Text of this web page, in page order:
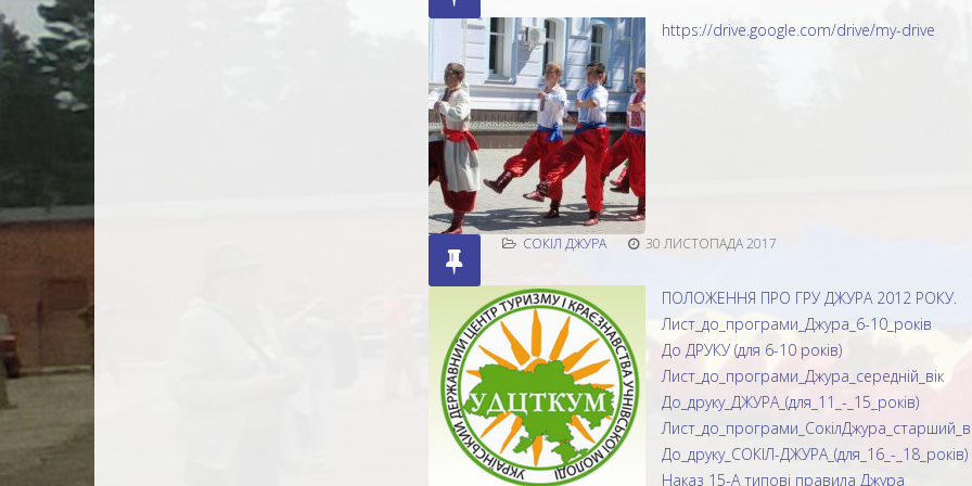
https://drive.google.com/drive/my-drive
СОКІЛ ДЖУРА 30 ЛИСТОПАДА 2017
ПОЛОЖЕННЯ ПРО ГРУ ДЖУРА 2012 РОКУ.
Лист_до_програми_Джура_6-10_рокiв
До ДРУКУ (для 6-10 рокiв)
Лист_до_програми_Джура_середнiй_вiк
До_друку_ДЖУРА_(для_11_-_15_рокiв)
До_друку_СОКIЛ-ДЖУРА_(для_16_-_18_рокiв)
Наказ 15-А типові правила Джура